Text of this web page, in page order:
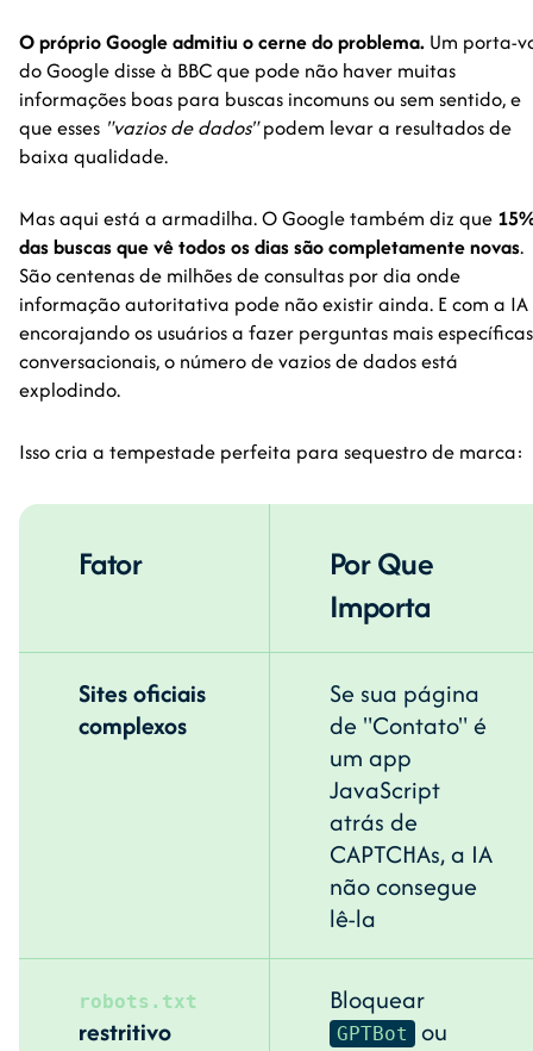
O próprio Google admitiu o cerne do problema. Um porta-
do Google disse à BBC que pode não haver muitas
informações boas para buscas incomuns ou sem sentido, e
que esses "vazios de dados"podem levar a resultados de
baixa qualidade.
Mas aqui está a armadilha. O Google também diz que
das buscas que vê todos os dias são completamente novas.
São centenas de milhões de consultas por dia onde
informação autoritativa pode não existir ainda. E com a IA
encorajando os usuários a fazer perguntas mais
conversacionais, o número de vazios de dados está
explodindo.
Isso cria a tempestade perfeita para sequestro de marca:
Fator
Por Que
Importa
Sites oficiais
complexos
Se sua página
de "Contato" é
um app
JavaScript
atrás de
CAPTCHAs, a IA
não consegue
lê-la
robots.txt
restritivo
Bloquear
GPTBot ou